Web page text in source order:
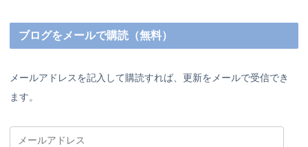
ブログをメールで購読（無料）
メールアドレスを記入して購読すれば、更新をメールで受信でき
ます。